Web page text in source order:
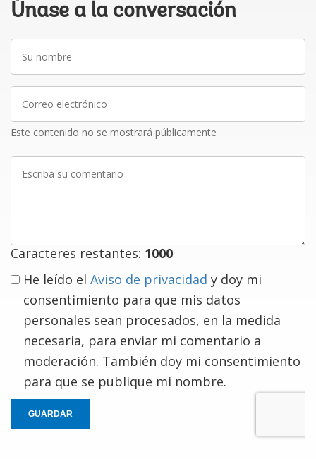
Únase a la conversación
Su
nombre
Correo
electrónico
Este contenido no se mostrará públicamente
Escriba
Caracteres restantes: 1000
He leído el Aviso de privacidad y doy mi
consentimiento para que mis datos
personales sean procesados, en la medida
necesaria, para enviar mi comentario a
moderación. También doy mi consentimiento
para que se publique mi nombre.
GUARDAR